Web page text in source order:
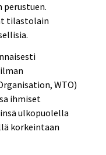
perustuen.
tilastolain
WTO)
ihmiset
ulkopuolella
korkeintaan